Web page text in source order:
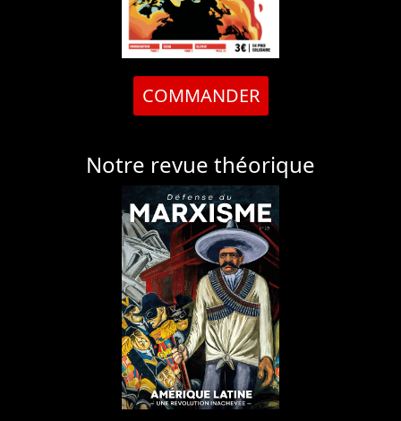
COMMANDER
Notre revue théorique